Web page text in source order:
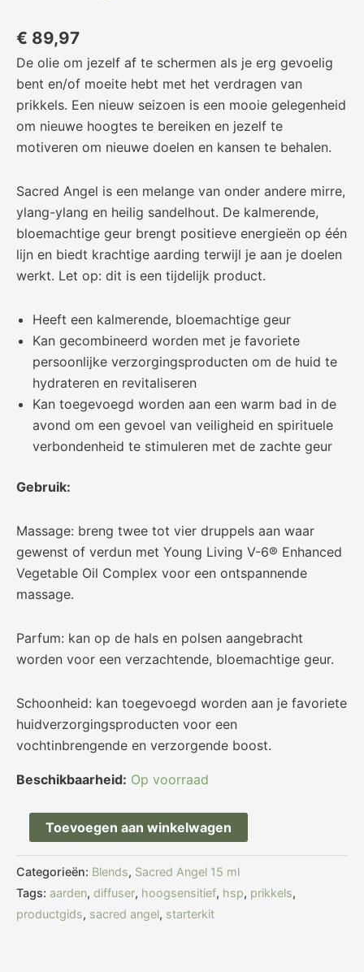
€ 89,97
De olie om jezelf af te schermen als je erg gevoelig
bent en/of moeite hebt met het verdragen van
prikkels. Een nieuw seizoen is een mooie gelegenheid
om nieuwe hoogtes te bereiken en jezelf te
motiveren om nieuwe doelen en kansen te behalen.
Sacred Angel is een melange van onder andere mirre,
ylang-ylang en heilig sandelhout. De kalmerende,
bloemachtige geur brengt positieve energieën op één
lijn en biedt krachtige aarding terwijl je aan je doelen
werkt. Let op: dit is een tijdelijk product.
Heeft een kalmerende, bloemachtige geur
Kan gecombineerd worden met je favoriete
persoonlijke verzorgingsproducten om de huid te
hydrateren en revitaliseren
Kan toegevoegd worden aan een warm bad in de
avond om een gevoel van veiligheid en spirituele
verbondenheid te stimuleren met de zachte geur
Gebruik:
Massage: breng twee tot vier druppels aan waar
gewenst of verdun met Young Living V-6® Enhanced
Vegetable Oil Complex voor een ontspannende
massage.
Parfum: kan op de hals en polsen aangebracht
worden voor een verzachtende, bloemachtige geur.
Schoonheid: kan toegevoegd worden aan je favoriete
huidverzorgingsproducten voor een
vochtinbrengende en verzorgende boost.
Beschikbaarheid: Op voorraad
Toevoegen aan winkelwagen
Categorieën: Blends, Sacred Angel 15 ml
Tags: aarden, diffuser, hoogsensitief, hsp, prikkels,
productgids, sacred angel, starterkit